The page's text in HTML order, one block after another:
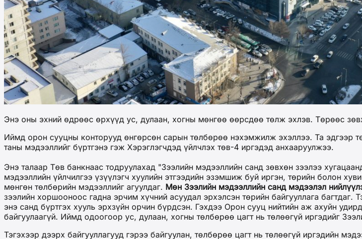
Энэ оны эхний өдрөөс өрхүүд ус, дулаан, хогны мөнгөө өөрсдөө төлж эхлэв. Төрөөс
Иймд орон сууцны конторууд өнгөрсөн сарын төлбөрөө нэхэмжилж эхэллээ. Та эдгээр
таны мэдээллийг бүртгэнэ гэж Хэрэглэгчдэд үйлчлэх төв-4 иргэдэд анхааруулжээ.
Энэ талаар Төв банкнаас тодруулахад "Зээлийн мэдээллийн санд зөвхөн зээлээ
мэдээллийн үйлчилгээ үзүүлэгч хуулийн этгээдийн эзэмшиж буй иргэн, төрийн болон
мөнгөн төлбөрийн мэдээллийг агуулдаг. Мөн Зээлийн мэдээллийн санд мэдээлэл
зээлийн хоршооноос гадна эрчим хүчний асуудал эрхэлсэн төрийн байгууллага
энэ санд бүртгэх хууль эрхзүйн орчин бүрдсэн. Гэхдээ Орон сууц нийтийн аж ахуйн
байгуулаагүй. Иймд одоогоор ус, дулаан, хогны төлбөрөө цагт нь төлөөгүй иргэдийг
Тэгэхээр дээрх байгууллагууд гэрээ байгуулан, төлбөрөө цагт нь төлөөгүй иргэдийн